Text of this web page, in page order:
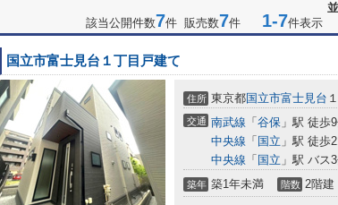
該当公開件数7件 販売数7件 1-7件表示
国立市富士見台１丁目戸建て
住所 東京都国立市富士見台
交通 南武線 「 谷保 」駅 徒歩
中央線 「 国立 」駅 徒歩
中央線 「 国立 」駅 バス
築年 築1年未満 階数 2階建